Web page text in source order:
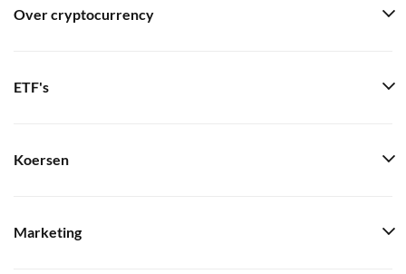
Over cryptocurrency
ETF's
Koersen
Marketing